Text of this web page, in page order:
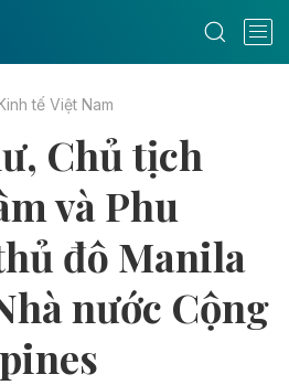
tế Việt Nam
Chủ tịch
và Phu
đô Manila
nước Cộng